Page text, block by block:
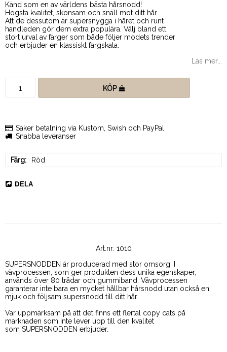
Känd som en av världens bästa hårsnodd!
Högsta kvalitet, skonsam och snäll mot ditt hår.
Att de dessutom är supersnygga i håret och runt
handleden gör dem extra populära. Välj bland ett
stort urval av färger som både följer modets trender
och erbjuder en klassiskt färgskala.
Läs mer...
KÖP
Säker betalning via Kustom, Swish och PayPal
Snabba leveranser
Färg Röd
DELA
Art.nr: 1010
SUPERSNODDEN är producerad med stor omsorg.
används över 80 trådar och gummiband. Vävprocessen
garanterar inte bara en mycket hållbar hårsnodd utan också en
mjuk och följsam supersnodd till ditt hår.
Var uppmärksam på att det finns ett flertal copy cats på
marknaden som inte lever upp till den kvalitet
som SUPERSNODDEN erbjuder.